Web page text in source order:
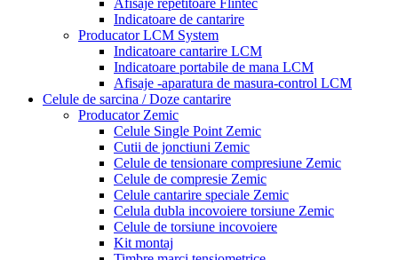
Indicatoare de cantarire
Producator LCM System
Indicatoare cantarire LCM
Indicatoare portabile de mana LCM
Afisaje -aparatura de masura-control LCM
Celule de sarcina / Doze cantarire
Producator Zemic
Celule Single Point Zemic
Cutii de jonctiuni Zemic
Celule de tensionare compresiune Zemic
Celule de compresie Zemic
Celule cantarire speciale Zemic
Celula dubla incovoiere torsiune Zemic
Celule de torsiune incovoiere
Kit montaj